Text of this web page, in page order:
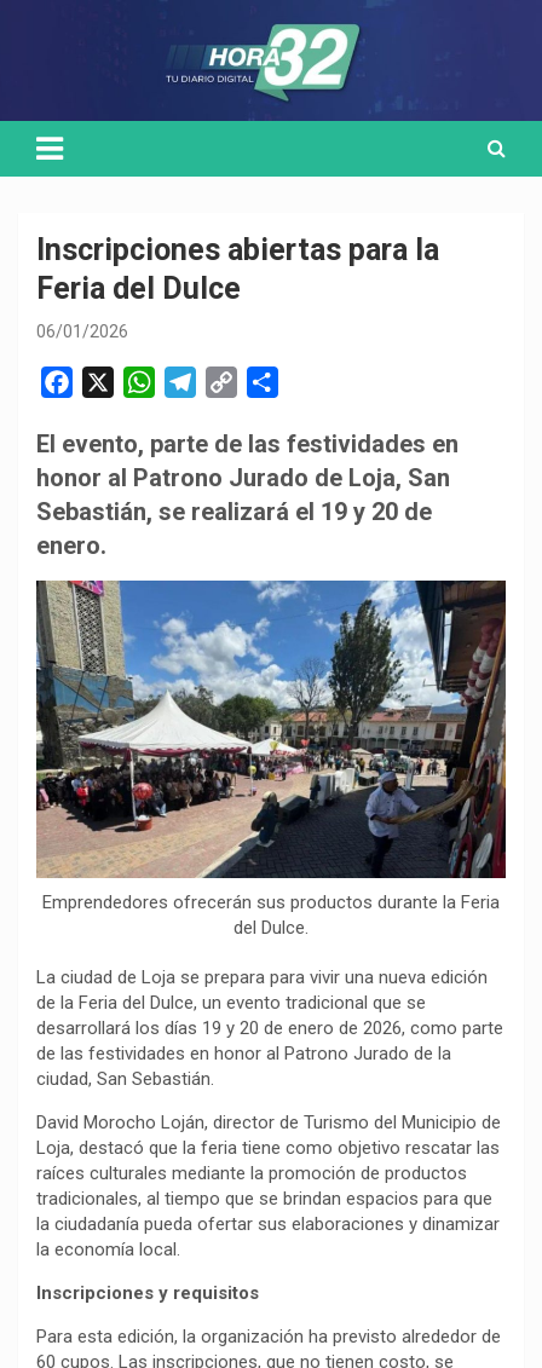
Inscripciones abiertas para la
Feria del Dulce
06/01/2026
c
e
b
o
k
W
a
t
s
l
e
g
p
y
L
m
p
a
i
El evento, parte de las festividades en
honor al Patrono Jurado de Loja, San
Sebastián, se realizará el 19 y 20 de
enero.
Emprendedores ofrecerán sus productos durante la Feria
del Dulce.
La ciudad de Loja se prepara para vivir una nueva edición
de la Feria del Dulce, un evento tradicional que se
desarrollará los días 19 y 20 de enero de 2026, como parte
de las festividades en honor al Patrono Jurado de la
ciudad, San Sebastián.
David Morocho Loján, director de Turismo del Municipio de
Loja, destacó que la feria tiene como objetivo rescatar las
raíces culturales mediante la promoción de productos
tradicionales, al tiempo que se brindan espacios para que
la ciudadanía pueda ofertar sus elaboraciones y dinamizar
la economía local.
Inscripciones y requisitos
Para esta edición, la organización ha previsto alrededor de
60 cupos. Las inscripciones, que no tienen costo, se